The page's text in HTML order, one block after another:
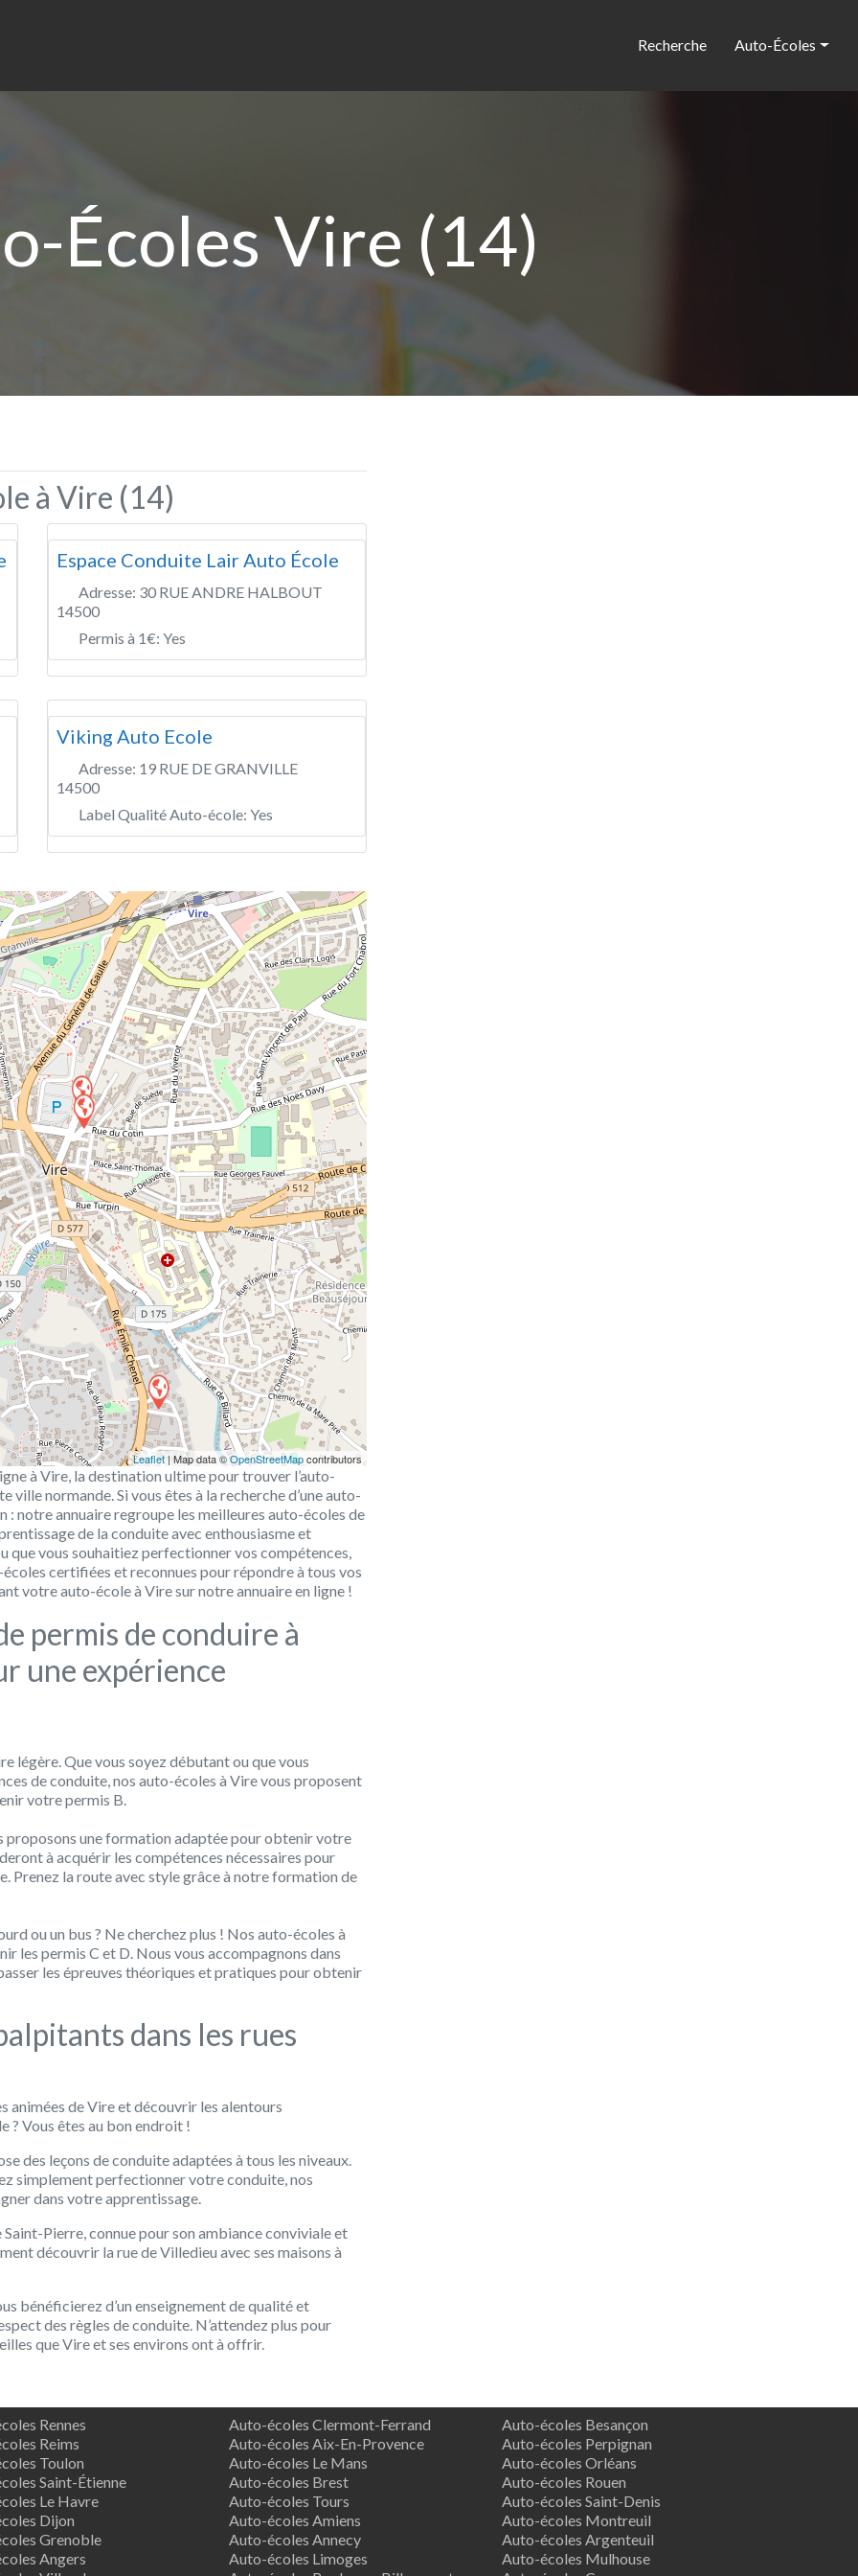
Recherche Auto-Écoles
Écoles Vire (14)
à Vire (14)
Espace Conduite Lair Auto École
Adresse: 30 RUE ANDRE HALBOUT
14500
Permis à 1€: Yes
Viking Auto Ecole
Adresse: 19 RUE DE GRANVILLE
14500
Label Qualité Auto-école: Yes
Leaflet | Map data ©OpenStreetMapcontributors
à Vire, la destination ultime pour trouver l’auto-
normande. Si vous êtes à la recherche d’une auto-
: notre annuaire regroupe les meilleures auto-écoles de
de la conduite avec enthousiasme et
que vous souhaitiez perfectionner vos compétences,
certifiées et reconnues pour répondre à tous vos
votre auto-école à Vire sur notre annuaire en ligne !
permis de conduire à
une expérience
légère. Que vous soyez débutant ou que vous
de conduite, nos auto-écoles à Vire vous proposent
votre permis B.
proposons une formation adaptée pour obtenir votre
à acquérir les compétences nécessaires pour
Prenez la route avec style grâce à notre formation de
ou un bus ? Ne cherchez plus ! Nos auto-écoles à
les permis C et D. Nous vous accompagnons dans
les épreuves théoriques et pratiques pour obtenir
dans les rues
animées de Vire et découvrir les alentours
? Vous êtes au bon endroit !
des leçons de conduite adaptées à tous les niveaux.
simplement perfectionner votre conduite, nos
dans votre apprentissage.
Pierre, connue pour son ambiance conviviale et
découvrir la rue de Villedieu avec ses maisons à
bénéficierez d’un enseignement de qualité et
des règles de conduite. N’attendez plus pour
que Vire et ses environs ont à offrir.
Rennes
Reims
Toulon
Saint-Étienne
Le Havre
Dijon
Grenoble
Angers
Auto-écoles Clermont-Ferrand
Auto-écoles Aix-En-Provence
Auto-écoles Le Mans
Auto-écoles Brest
Auto-écoles Tours
Auto-écoles Amiens
Auto-écoles Annecy
Auto-écoles Limoges
Auto-écoles Besançon
Auto-écoles Perpignan
Auto-écoles Orléans
Auto-écoles Rouen
Auto-écoles Saint-Denis
Auto-écoles Montreuil
Auto-écoles Argenteuil
Auto-écoles Mulhouse